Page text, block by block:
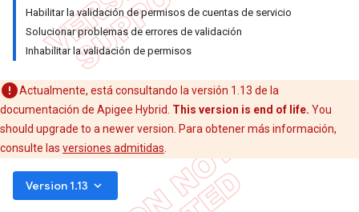
Habilitar la validación de permisos de cuentas de servicio
Solucionar problemas de errores de validación
Inhabilitar la validación de permisos
Actualmente, está consultando la versión 1.13 de la
documentación de Apigee Hybrid. This version is end of life. You
should upgrade to a newer version. Para obtener más información,
consulte las versiones admitidas
Version 1.13 keyboard_arrow_down